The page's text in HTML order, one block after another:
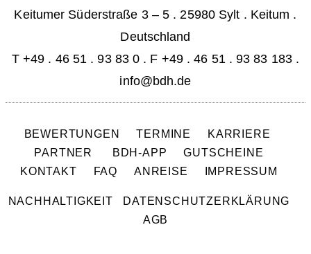
Keitumer Süderstraße 3 – 5 . 25980 Sylt . Keitum .
Deutschland
T +49 . 46 51 . 93 83 0 . F +49 . 46 51 . 93 83 183 .
info@bdh.de
BEWERTUNGEN TERMINE
KARRIERE
PARTNER
BDH-APP
GUTSCHEINE
KONTAKT
FAQ ANREISE IMPRESSUM
NACHHALTIGKEIT
DATENSCHUTZERKLÄRUNG
AGB